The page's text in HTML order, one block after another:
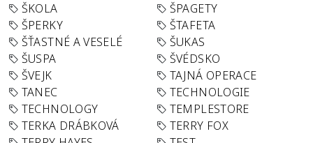
ŠKOLA
ŠPAGETY
ŠPERKY
ŠTAFETA
ŠŤASTNÉ A VESELÉ
ŠUKAS
ŠUSPA
ŠVÉDSKO
ŠVEJK
TAJNÁ OPERACE
TANEC
TECHNOLOGIE
TECHNOLOGY
TEMPLESTORE
TERKA DRÁBKOVÁ
TERRY FOX